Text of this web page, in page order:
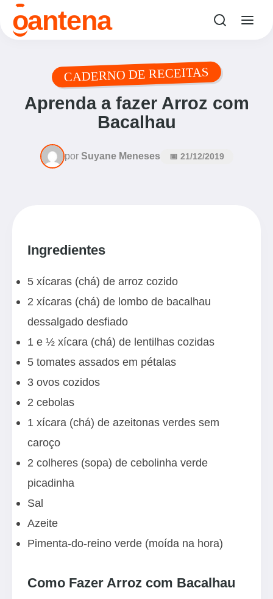
oantena
CADERNO DE RECEITAS
Aprenda a fazer Arroz com
Bacalhau
por Suyane Meneses 📅 21/12/2019
Ingredientes
5 xícaras (chá) de arroz cozido
2 xícaras (chá) de lombo de bacalhau
dessalgado desfiado
1 e ½ xícara (chá) de lentilhas cozidas
5 tomates assados em pétalas
3 ovos cozidos
2 cebolas
1 xícara (chá) de azeitonas verdes sem
caroço
2 colheres (sopa) de cebolinha verde
picadinha
Sal
Azeite
Pimenta-do-reino verde (moída na hora)
Como Fazer Arroz com Bacalhau